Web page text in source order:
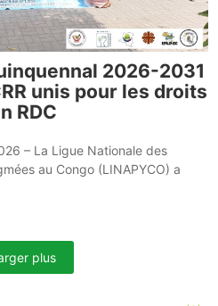
2026-2031
unis pour les droits
RDC
– La Ligue Nationale des
au Congo (LINAPYCO) a
plus